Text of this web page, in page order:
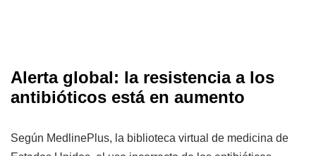
Alerta global: la resistencia a los
antibióticos está en aumento
Según MedlinePlus, la biblioteca virtual de medicina de